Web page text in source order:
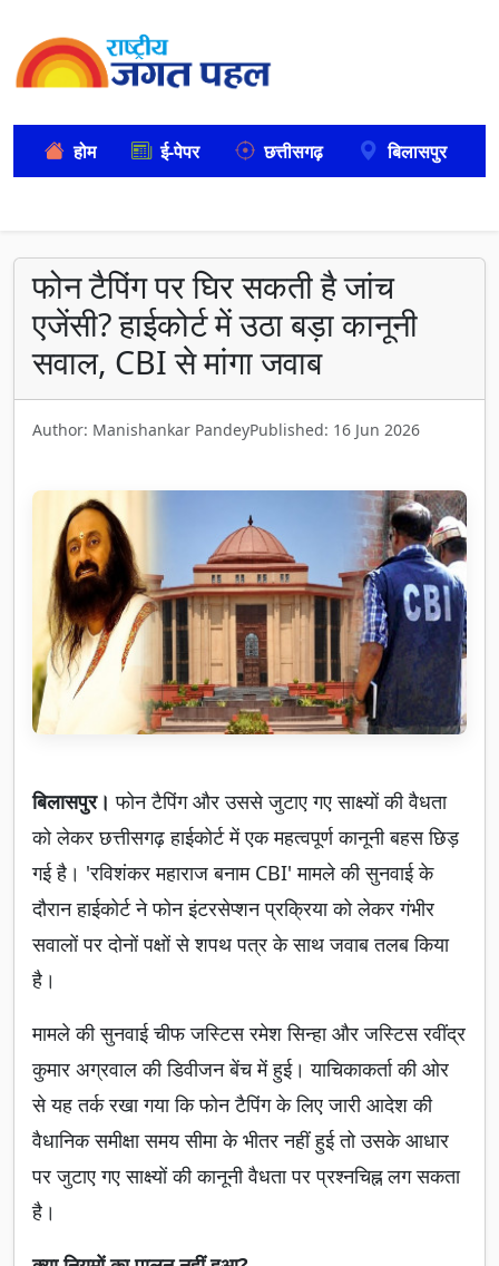
होम ई-पेपर छत्तीसगढ़ बिलासपुर
फोन टैपिंग पर घिर सकती है जांच
एजेंसी? हाईकोर्ट में उठा बड़ा कानूनी
सवाल, CBI से मांगा जवाब
Author: Manishankar PandeyPublished: 16 Jun 2026
बिलासपुर। फोन टैपिंग और उससे जुटाए गए साक्ष्यों की वैधता
को लेकर छत्तीसगढ़ हाईकोर्ट में एक महत्वपूर्ण कानूनी बहस छिड़
गई है। 'रविशंकर महाराज बनाम CBI' मामले की सुनवाई के
दौरान हाईकोर्ट ने फोन इंटरसेप्शन प्रक्रिया को लेकर गंभीर
सवालों पर दोनों पक्षों से शपथ पत्र के साथ जवाब तलब किया
है।
मामले की सुनवाई चीफ जस्टिस रमेश सिन्हा और जस्टिस रवींद्र
कुमार अग्रवाल की डिवीजन बेंच में हुई। याचिकाकर्ता की ओर
से यह तर्क रखा गया कि फोन टैपिंग के लिए जारी आदेश की
वैधानिक समीक्षा समय सीमा के भीतर नहीं हुई तो उसके आधार
पर जुटाए गए साक्ष्यों की कानूनी वैधता पर प्रश्नचिह्न लग सकता
है।